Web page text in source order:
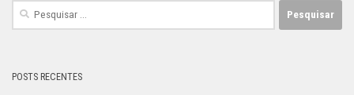
Pesquisar
POSTS RECENTES